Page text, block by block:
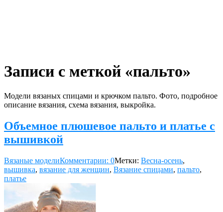
Записи с меткой «пальто»
Модели вязаных спицами и крючком пальто. Фото, подробное
описание вязания, схема вязания, выкройка.
Объемное плюшевое пальто и платье с
вышивкой
Вязаные моделиКомментарии: 0Метки: Весна-осень,
вышивка, вязание для женщин, Вязание спицами, пальто,
платье